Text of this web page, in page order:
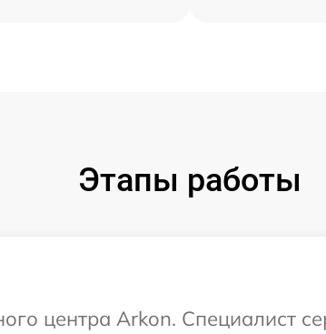
Этапы работы
центра Arkon. Специалист